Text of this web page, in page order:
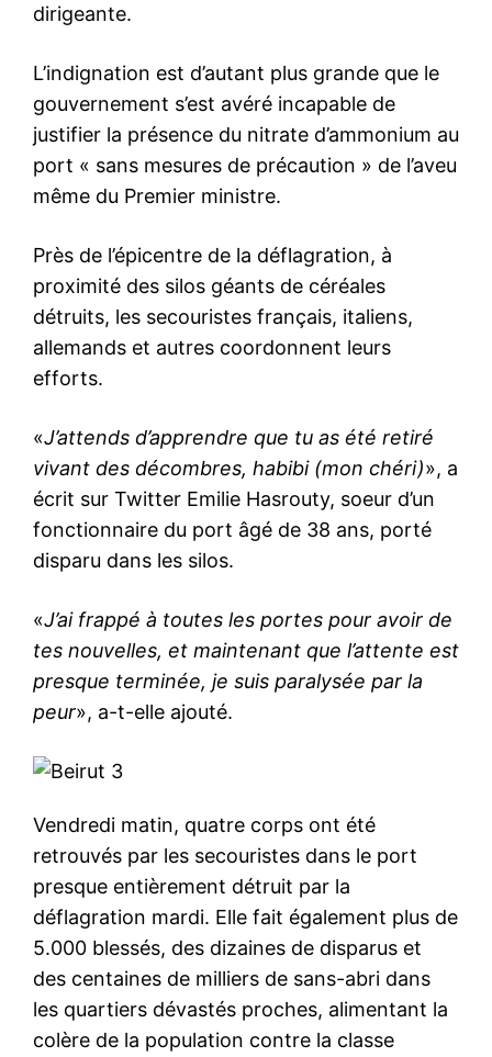
dirigeante.
L’indignation est d’autant plus grande que le
gouvernement s’est avéré incapable de
justifier la présence du nitrate d’ammonium au
port « sans mesures de précaution » de l’aveu
même du Premier ministre.
Près de l’épicentre de la déflagration, à
proximité des silos géants de céréales
détruits, les secouristes français, italiens,
allemands et autres coordonnent leurs
efforts.
«J’attends d’apprendre que tu as été retiré
vivant des décombres, habibi (mon chéri)», a
écrit sur Twitter Emilie Hasrouty, soeur d’un
fonctionnaire du port âgé de 38 ans, porté
disparu dans les silos.
«J’ai frappé à toutes les portes pour avoir de
tes nouvelles, et maintenant que l’attente est
presque terminée, je suis paralysée par la
peur», a-t-elle ajouté.
Vendredi matin, quatre corps ont été
retrouvés par les secouristes dans le port
presque entièrement détruit par la
déflagration mardi. Elle fait également plus de
5.000 blessés, des dizaines de disparus et
des centaines de milliers de sans-abri dans
les quartiers dévastés proches, alimentant la
colère de la population contre la classe